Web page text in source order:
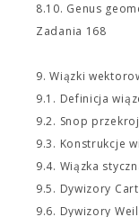
8.10. Genus
Zadania 168
9. Wiązki
9.1. Definicja
9.2. Snop
9.3. Konstrukcje
9.4. Wiązka
9.5. Dywizory
9.6. Dywizory